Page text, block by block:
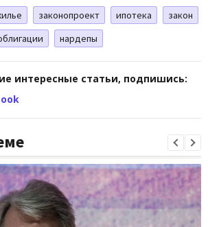
законопроект ипотека
закон
нардепы
интересные статьи, подпишись: